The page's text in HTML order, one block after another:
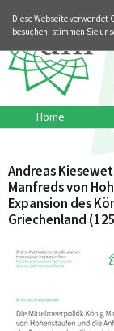
Diese Webseite verwendet
besuchen, stimmen Sie
Home
Andreas
Manfreds von
Expansion des
Griechenland